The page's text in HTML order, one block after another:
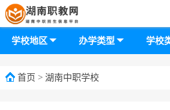
首页 > 湖南中职学校
学校地区 办学类型 学校